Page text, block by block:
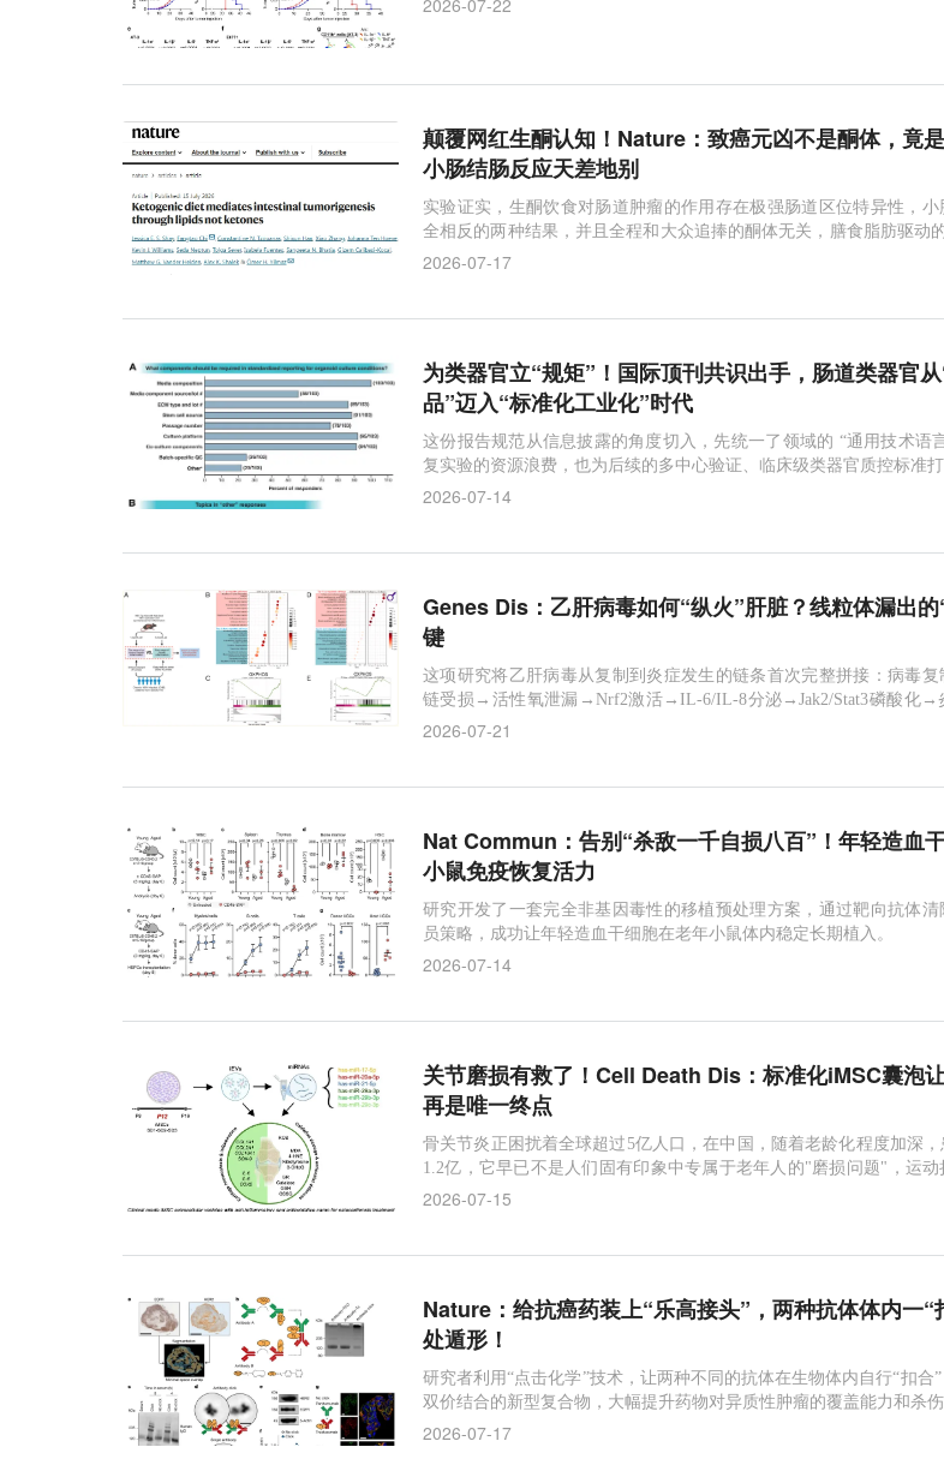
2026-07-22
颠覆网红生酮认知！Nature：致癌元凶不是酮体，竟
小肠结肠反应天差地别
实验证实，生酮饮食对肠道肿瘤的作用存在极强肠道区位特异性，
全相反的两种结果，并且全程和大众追捧的酮体无关，膳食脂肪驱动
AO）才是调控肠道干细胞癌变的核心推手。
2026-07-17
为类器官立“规矩”！国际顶刊共识出手，肠道类器官
品”迈入“标准化工业化”时代
这份报告规范从信息披露的角度切入，先统一了领域的 “通用技术语
复实验的资源浪费，也为后续的多中心验证、临床级类器官质控标准打
2026-07-14
Genes Dis：乙肝病毒如何“纵火”肝脏？线粒体漏出
键
这项研究将乙肝病毒从复制到炎症发生的链条首次完整拼接：病毒
链受损→活性氧泄漏→Nrf2激活→IL-6/IL-8分泌→Jak2/Stat3磷酸化→
肝脏炎症发生。
2026-07-21
Nat Commun：告别“杀敌一千自损八百”！年轻造血
小鼠免疫恢复活力
研究开发了一套完全非基因毒性的移植预处理方案，通过靶向抗体清
员策略，成功让年轻造血干细胞在老年小鼠体内稳定长期植入。
2026-07-14
关节磨损有救了！Cell Death Dis：标准化iMSC囊泡
再是唯一终点
骨关节炎正困扰着全球超过5亿人口，在中国，随着老龄化程度加深
1.2亿，它早已不是人们固有印象中专属于老年人的"磨损问题"，运动
素正让越来越多的中青年人提前感受到关节的僵硬
2026-07-15
Nature：给抗癌药装上“乐高接头”，两种抗体体内一“
处遁形！
研究者利用“点击化学”技术，让两种不同的抗体在生物体内自行“扣合
双价结合的新型复合物，大幅提升药物对异质性肿瘤的覆盖能力和杀伤
2026-07-17